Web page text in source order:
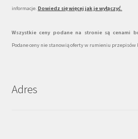
informacje. Dowiedz się więcej jak je wyłączyć.
Wszystkie ceny podane na stronie są cenami
Podane ceny nie stanowią oferty w rumieniu przepisów
Adres